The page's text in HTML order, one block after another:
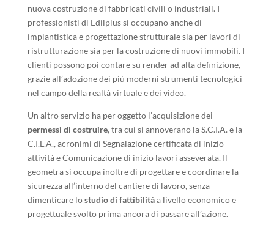
nuova costruzione di fabbricati civili o industriali. I
professionisti di Edilplus si occupano anche di
impiantistica e progettazione strutturale sia per lavori di
ristrutturazione sia per la costruzione di nuovi immobili. I
clienti possono poi contare su render ad alta definizione,
grazie all’adozione dei più moderni strumenti tecnologici
nel campo della realtà virtuale e dei video.
Un altro servizio ha per oggetto l’acquisizione dei
permessi di costruire, tra cui si annoverano la S.C.I.A. e la
C.I.L.A., acronimi di Segnalazione certificata di inizio
attività e Comunicazione di inizio lavori asseverata. Il
geometra si occupa inoltre di progettare e coordinare la
sicurezza all’interno del cantiere di lavoro, senza
dimenticare lostudio di fattibilitàa livello economico e
progettuale svolto prima ancora di passare all’azione.